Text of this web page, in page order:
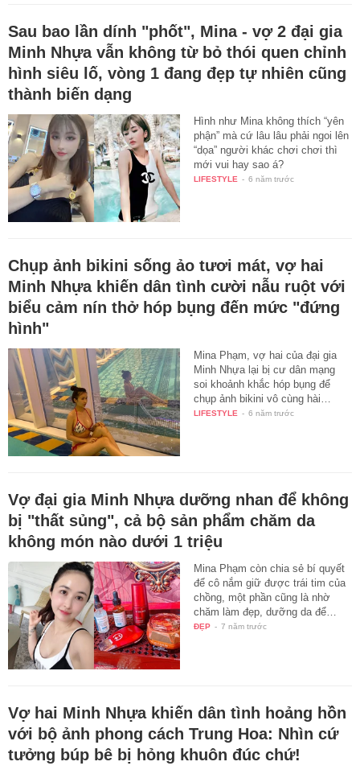
Sau bao lần dính "phốt", Mina - vợ 2 đại gia
Minh Nhựa vẫn không từ bỏ thói quen chỉnh
hình siêu lố, vòng 1 đang đẹp tự nhiên cũng
thành biến dạng
Hình như Mina không thích “yên
phận” mà cứ lâu lâu phải ngoi lên
“dọa” người khác chơi chơi thì
mới vui hay sao á?
LIFESTYLE - 6 năm trước
Chụp ảnh bikini sống ảo tươi mát, vợ hai
Minh Nhựa khiến dân tình cười nẫu ruột với
biểu cảm nín thở hóp bụng đến mức "đứng
hình"
Mina Phạm, vợ hai của đại gia
Minh Nhựa lại bị cư dân mạng
soi khoảnh khắc hóp bụng để
chụp ảnh bikini vô cùng hài…
LIFESTYLE - 6 năm trước
Vợ đại gia Minh Nhựa dưỡng nhan để không
bị "thất sủng", cả bộ sản phẩm chăm da
không món nào dưới 1 triệu
Mina Phạm còn chia sẻ bí quyết
để cô nắm giữ được trái tim của
chồng, một phần cũng là nhờ
chăm làm đẹp, dưỡng da để…
ĐẸP - 7 năm trước
Vợ hai Minh Nhựa khiến dân tình hoảng hồn
với bộ ảnh phong cách Trung Hoa: Nhìn cứ
tưởng búp bê bị hỏng khuôn đúc chứ!